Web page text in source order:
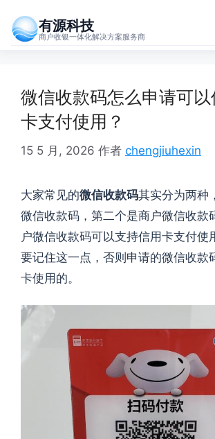
有源科技
商户收银一体化解决方案服务商
微信收款码怎么申请可
卡支付使用？
15 5 月, 2026 作者 chengjiuhexin
大家常见的微信收款码其实分为两种
微信收款码，第二个是商户微信收款
户微信收款码可以支持信用卡支付使
要记住这一点，否则申请的微信收款
卡使用的。